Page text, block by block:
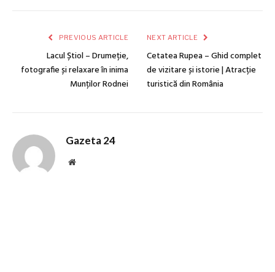
PREVIOUS ARTICLE
Lacul Știol – Drumeție,
fotografie și relaxare în inima
Munților Rodnei
NEXT ARTICLE
Cetatea Rupea – Ghid complet
de vizitare și istorie | Atracție
turistică din România
Gazeta 24
Website